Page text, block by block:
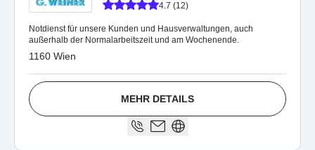
4.7 (12)
Notdienst für unsere Kunden und Hausverwaltungen, auch
außerhalb der Normalarbeitszeit und am Wochenende.
1160 Wien
MEHR DETAILS